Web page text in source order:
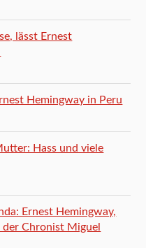
lässt Ernest
Hemingway in Peru
Hass und viele
Ernest Hemingway,
Chronist Miguel